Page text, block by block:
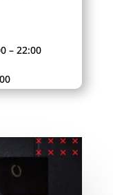
– 22:00